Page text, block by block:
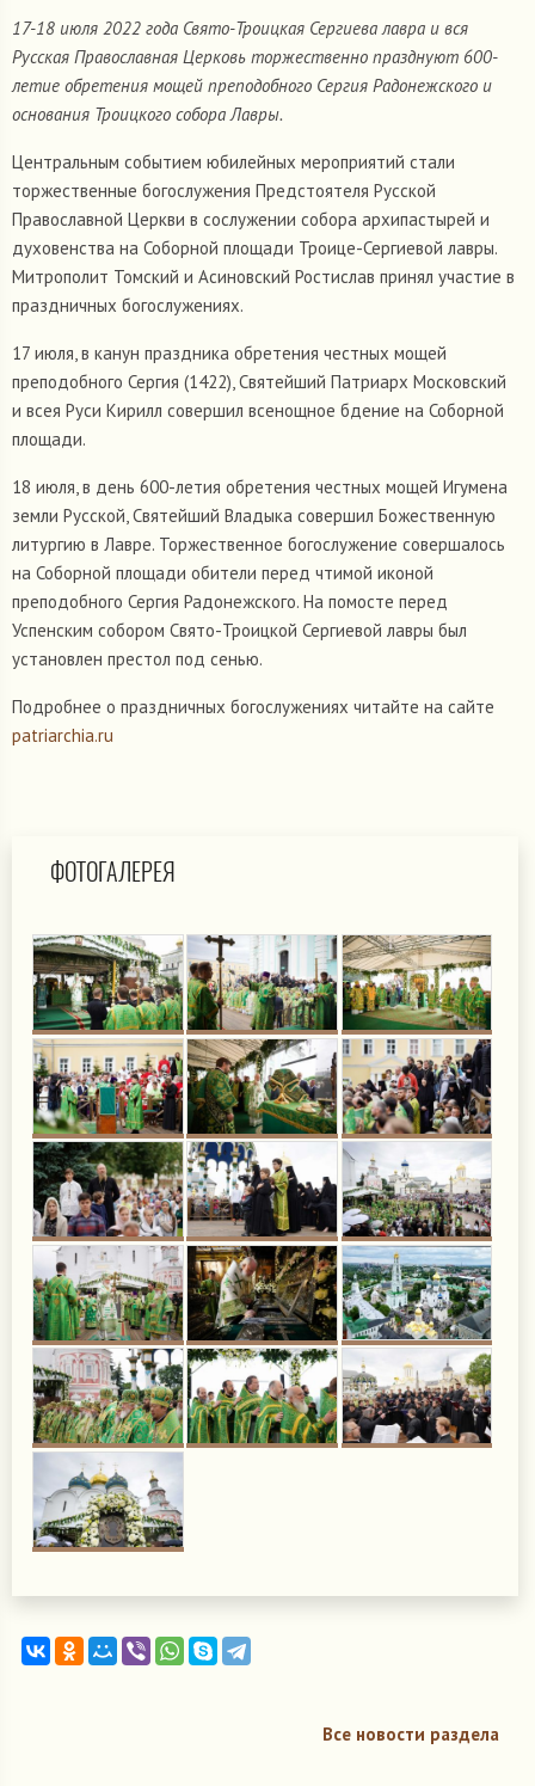
17-18 июля 2022 года Свято-Троицкая Сергиева лавра и вся
Русская Православная Церковь торжественно празднуют 600-
летие обретения мощей преподобного Сергия Радонежского и
основания Троицкого собора Лавры.
Центральным событием юбилейных мероприятий стали
торжественные богослужения Предстоятеля Русской
Православной Церкви в сослужении собора архипастырей и
духовенства на Соборной площади Троице-Сергиевой лавры.
Митрополит Томский и Асиновский Ростислав принял участие в
праздничных богослужениях.
17 июля, в канун праздника обретения честных мощей
преподобного Сергия (1422), Святейший Патриарх Московский
и всея Руси Кирилл совершил всенощное бдение на Соборной
площади.
18 июля, в день 600-летия обретения честных мощей Игумена
земли Русской, Святейший Владыка совершил Божественную
литургию в Лавре. Торжественное богослужение совершалось
на Соборной площади обители перед чтимой иконой
преподобного Сергия Радонежского. На помосте перед
Успенским собором Свято-Троицкой Сергиевой лавры был
установлен престол под сенью.
Подробнее о праздничных богослужениях читайте на сайте
patriarchia.ru
ФОТОГАЛЕРЕЯ
Все новости раздела